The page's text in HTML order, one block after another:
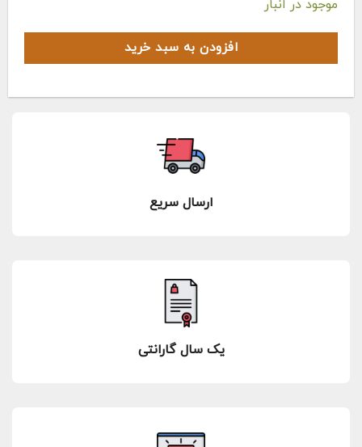
موجود در انبار
افزودن به سبد خرید
ارسال سریع
یک سال گارانتی